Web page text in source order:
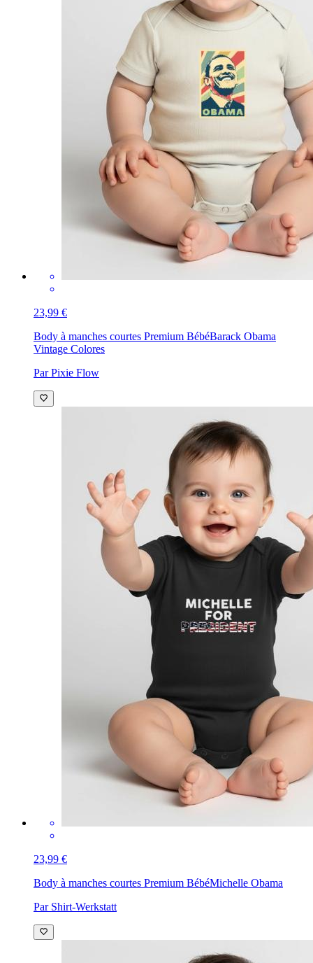
23,99 €
Body à manches courtes Premium BébéBarack Obama
Vintage Colores
Par Pixie Flow
23,99 €
Body à manches courtes Premium BébéMichelle Obama
Par Shirt-Werkstatt